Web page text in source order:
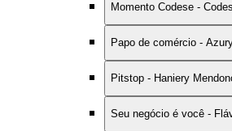
Momento Codese -
Papo de comércio -
Pitstop - Haniery
Seu negócio é você -